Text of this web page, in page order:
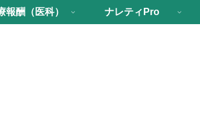
報酬（医科） ナレティPro